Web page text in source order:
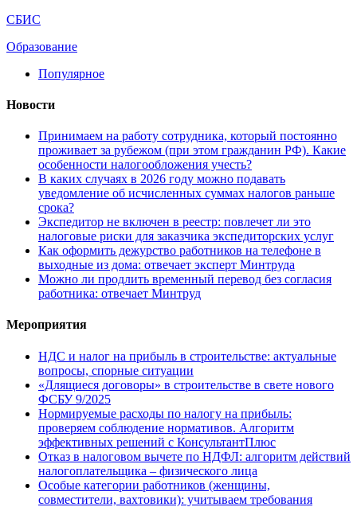
СБИС
Образование
Популярное
Новости
Принимаем на работу сотрудника, который постоянно
проживает за рубежом (при этом гражданин РФ). Какие
особенности налогообложения учесть?
В каких случаях в 2026 году можно подавать
уведомление об исчисленных суммах налогов раньше
срока?
Экспедитор не включен в реестр: повлечет ли это
налоговые риски для заказчика экспедиторских услуг
Как оформить дежурство работников на телефоне в
выходные из дома: отвечает эксперт Минтруда
Можно ли продлить временный перевод без согласия
работника: отвечает Минтруд
Мероприятия
НДС и налог на прибыль в строительстве: актуальные
вопросы, спорные ситуации
«Длящиеся договоры» в строительстве в свете нового
ФСБУ 9/2025
Нормируемые расходы по налогу на прибыль:
проверяем соблюдение нормативов. Алгоритм
эффективных решений с КонсультантПлюс
Отказ в налоговом вычете по НДФЛ: алгоритм действий
налогоплательщика – физического лица
Особые категории работников (женщины,
совместители, вахтовики): учитываем требования